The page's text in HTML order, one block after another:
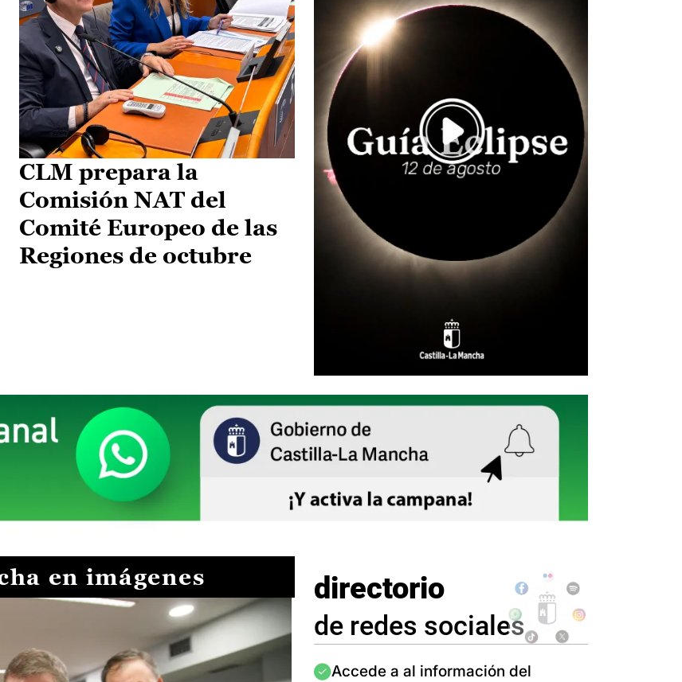
CLM prepara la
Comisión NAT del
Comité Europeo de las
Regiones de octubre
en imágenes directorio
de redes sociales
Imagen
Accede a al información del